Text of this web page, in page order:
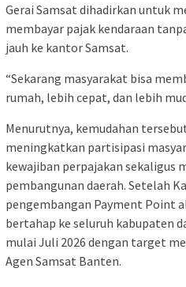
Gerai Samsat dihadirkan untuk
membayar pajak kendaraan
jauh ke kantor Samsat.
“Sekarang masyarakat bisa
rumah, lebih cepat, dan lebih
Menurutnya, kemudahan
meningkatkan partisipasi
kewajiban perpajakan sekaligus
pembangunan daerah. Setelah
pengembangan Payment Point
bertahap ke seluruh kabupaten
mulai Juli 2026 dengan target
Agen Samsat Banten.